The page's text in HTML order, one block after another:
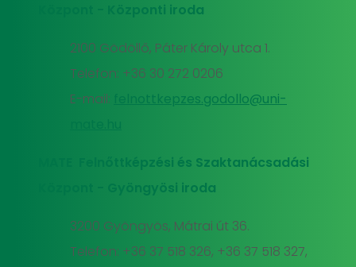
Központ - Központi iroda
2100 Gödöllő, Páter Károly utca 1.
Telefon: +36 30 272 0206
E-mail:
felnottkepzes.godollo@uni-
MATE Felnőttképzési és Szaktanácsadási
Központ - Gyöngyösi iroda
3200 Gyöngyös, Mátrai út 36.
Telefon: +36 37 518 326, +36 37 518 327,